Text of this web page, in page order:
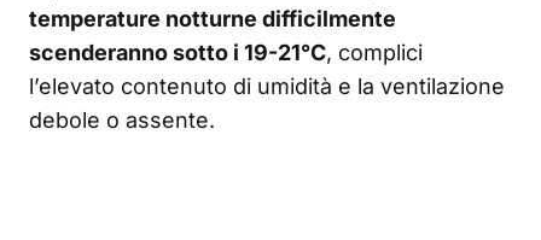
temperature notturne difficilmente
scenderanno sotto i 19-21°C, complici
l’elevato contenuto di umidità e la ventilazione
debole o assente.